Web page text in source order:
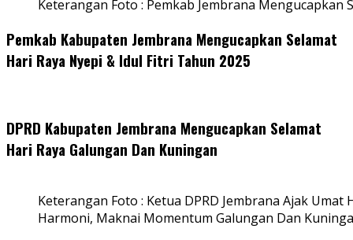
Keterangan Foto : Pemkab Jembrana Mengucapkan
Pemkab Kabupaten Jembrana Mengucapkan Selamat
Hari Raya Nyepi & Idul Fitri Tahun 2025
DPRD Kabupaten Jembrana Mengucapkan Selamat
Hari Raya Galungan Dan Kuningan
Keterangan Foto : Ketua DPRD Jembrana Ajak
Harmoni, Maknai Momentum Galungan Dan